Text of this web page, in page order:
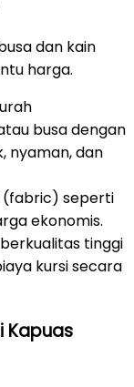
dan kain
harga.
busa dengan
nyaman, dan
(fabric) seperti
ekonomis.
tinggi
kursi secara
Kapuas